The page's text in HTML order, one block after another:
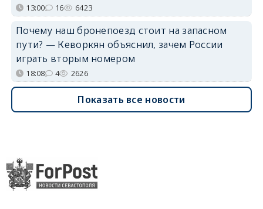
13:00 16 6423
Почему наш бронепоезд стоит на запасном
пути? — Кеворкян объяснил, зачем России
играть вторым номером
18:08 4 2626
Показать все новости